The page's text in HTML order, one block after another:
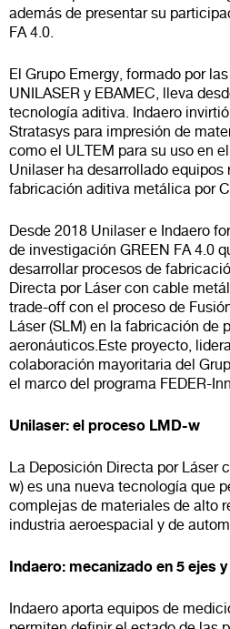
además de presentar su
FA 4.0.
El Grupo Emergy, formado por
UNILASER y EBAMEC, lleva
tecnología aditiva. Indaero
Stratasys para impresión de
como el ULTEM para su uso en
Unilaser ha desarrollado equipos
fabricación aditiva metálica por
Desde 2018 Unilaser e Indaero
de investigación GREEN FA 4.0
desarrollar procesos de
Directa por Láser con cable
trade-off con el proceso de
Láser (SLM) en la fabricación de
aeronáuticos.Este proyecto,
colaboración mayoritaria del
el marco del programa FEDER-
Unilaser: el proceso LMD-w
La Deposición Directa por Láser
w) es una nueva tecnología que
complejas de materiales de alto
industria aeroespacial y de
Indaero: mecanizado en 5 ejes
Indaero aporta equipos de